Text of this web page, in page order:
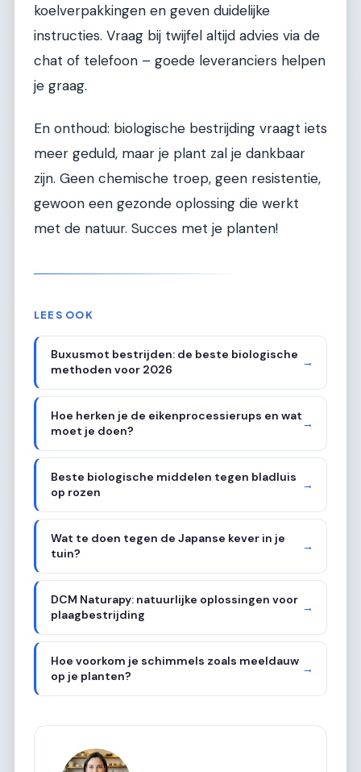
koelverpakkingen en geven duidelijke
instructies. Vraag bij twijfel altijd advies via de
chat of telefoon – goede leveranciers helpen
je graag.
En onthoud: biologische bestrijding vraagt iets
meer geduld, maar je plant zal je dankbaar
zijn. Geen chemische troep, geen resistentie,
gewoon een gezonde oplossing die werkt
met de natuur. Succes met je planten!
LEES OOK
Buxusmot bestrijden: de beste biologische
methoden voor 2026
→
Hoe herken je de eikenprocessierups en wat
moet je doen?
→
Beste biologische middelen tegen bladluis
op rozen
→
Wat te doen tegen de Japanse kever in je
tuin?
→
DCM Naturapy: natuurlijke oplossingen voor
plaagbestrijding
→
Hoe voorkom je schimmels zoals meeldauw
op je planten?
→